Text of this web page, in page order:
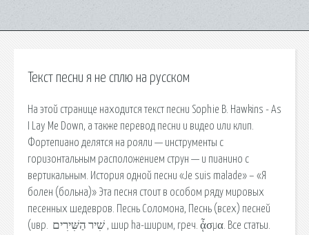
Текст песни я не сплю на русском
На этой странице находится текст песни Sophie B. Hawkins - As
I Lay Me Down, а также перевод песни и видео или клип.
Фортепиано делятся на рояли — инструменты с
горизонтальным расположением струн — и пианино с
вертикальным. История одной песни «Je suis malade» – «Я
болен (больна)» Эта песня стоит в особом ряду мировых
песенных шедевров. Песнь Соломона, Песнь (всех) песней
(ивр. ‏ שִׁיר הַשִּׁירִים ‏‎, шир ha-ширим, греч. ᾆσμα. Все статьи.